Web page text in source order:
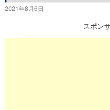
ッ
2021年8月6日
スポン